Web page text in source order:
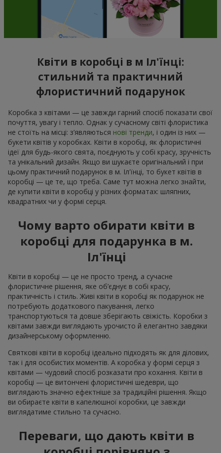
Квіти в коробці в м Іл'їнці:
стильний та практичний
флористичний подарунок
Коробка з квітами — це завжди гарний спосіб показати свої
почуття, увагу і тепло. Однак у сучасному світі флористика
не стоїть на місці: з’являються нові тренди, і один із них —
букети квітів у коробках. Квіти в коробці, як флористичні
ідеї для будь-якого свята, поєднують у собі красу, зручність
та унікальний дизайн. Якщо ви шукаєте оригінальний і при
цьому практичний подарунок в м. Іл'їнці, то букет квітів в
коробці — це те, що треба. Саме тут можна легко знайти,
де купити квіти в коробці у різних форматах: шляпних,
квадратних чи у формі серця.
Чому варто обирати квіти в
коробці для подарунка в м.
Іл'їнці
Квіти в коробці — це не просто тренд, а сучасне
флористичне рішення, яке об’єднує в собі красу,
практичність і стиль. Живі квіти в коробці як подарунок не
потребують додаткового пакування, легко
транспортуються та довше зберігають свіжість. Коробки з
квітами завжди виглядають урочисто й елегантно завдяки
дизайнерському оформленню.
Святкові квіти в коробці ідеально підходять як для ділових,
так і для особистих моментів. А коробка у формі серця з
квітами — чудовий спосіб розказати про кохання. Квіти в
коробці — це витончені флористичні шедеври, що
виглядають значно ефектніше за традиційні рішення. Якщо
ви обираєте квіти в капелюшної коробки, це завжди
виглядатиме стильно та сучасно.
Переваги, що дають квіти в